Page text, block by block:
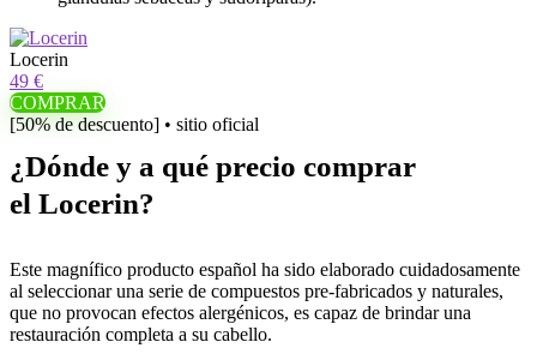
Locerin
49 €
COMPRAR
[50% de descuento] • sitio oficial
¿Dónde y a qué precio comprar
el Locerin?
Este magnífico producto español ha sido elaborado cuidadosamente
al seleccionar una serie de compuestos pre-fabricados y naturales,
que no provocan efectos alergénicos, es capaz de brindar una
restauración completa a su cabello.